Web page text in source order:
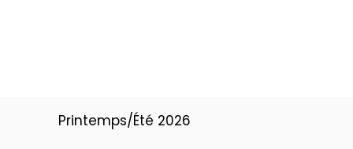
Printemps/Été 2026